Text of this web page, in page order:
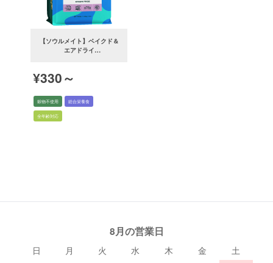
【ソウルメイト】ベイクド＆
エアドライ
¥330～
穀物不使用 総合栄養食
全年齢対応
8月の営業日
日 月 火 水 木 金
土